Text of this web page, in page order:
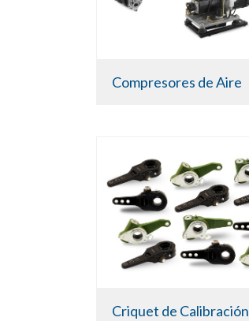
Compresores de Aire
Criquet de Calibración